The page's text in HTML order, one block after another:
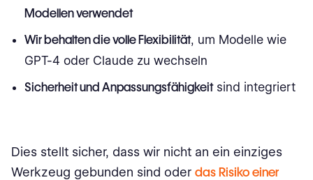
Modellen verwendet
Wir behalten die volle Flexibilität, um Modelle wie
GPT-4 oder Claude zu wechseln
Sicherheit und Anpassungsfähigkeitsind integriert
Dies stellt sicher, dass wir nicht an ein einziges
Werkzeug gebunden sind oder das Risiko einer